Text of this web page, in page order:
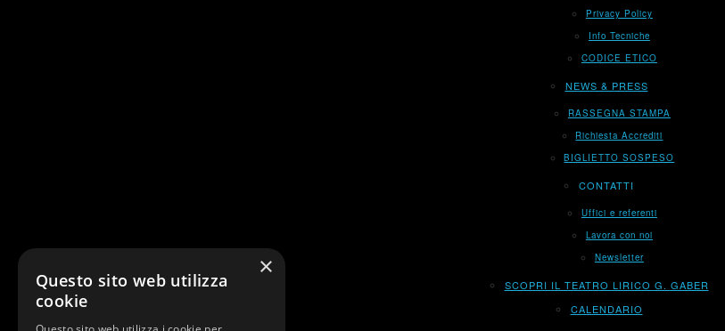
Privacy Policy
Info Tecniche
CODICE ETICO
NEWS & PRESS
RASSEGNA STAMPA
Richiesta Accrediti
BIGLIETTO SOSPESO
CONTATTI
Uffici e referenti
Lavora con noi
Newsletter
SCOPRI IL TEATRO LIRICO G. GABER
CALENDARIO
×
Questo sito web utilizza
cookie